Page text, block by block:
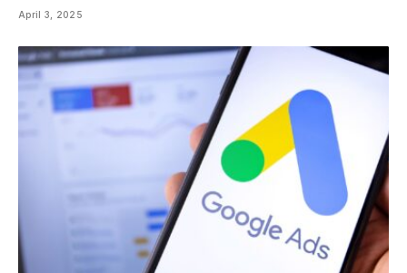
April 3, 2025